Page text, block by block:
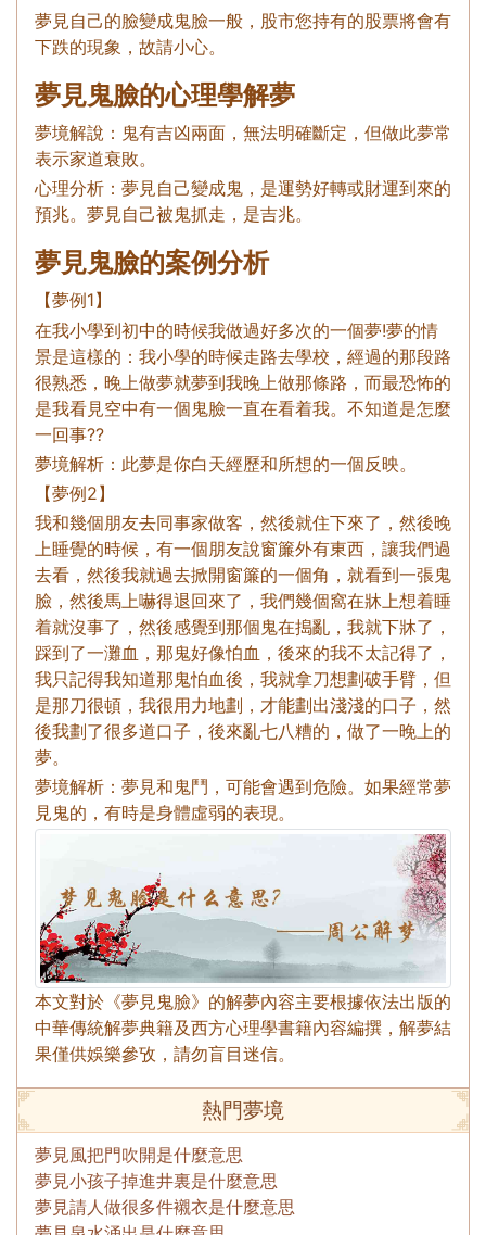
夢見自己的臉變成鬼臉一般，股市您持有的股票將會有
下跌的現象，故請小心。
夢見鬼臉的心理學解夢
夢境解說：鬼有吉凶兩面，無法明確斷定，但做此夢常
表示家道衰敗。
心理分析：夢見自己變成鬼，是運勢好轉或財運到來的
預兆。夢見自己被鬼抓走，是吉兆。
夢見鬼臉的案例分析
【夢例1】
在我小學到初中的時候我做過好多次的一個夢!夢的情
景是這樣的：我小學的時候走路去學校，經過的那段路
很熟悉，晚上做夢就夢到我晚上做那條路，而最恐怖的
是我看見空中有一個鬼臉一直在看着我。不知道是怎麼
一回事??
夢境解析：此夢是你白天經歷和所想的一個反映。
【夢例2】
我和幾個朋友去同事家做客，然後就住下來了，然後晚
上睡覺的時候，有一個朋友說窗簾外有東西，讓我們過
去看，然後我就過去掀開窗簾的一個角，就看到一張鬼
臉，然後馬上嚇得退回來了，我們幾個窩在牀上想着睡
着就沒事了，然後感覺到那個鬼在搗亂，我就下牀了，
踩到了一灘血，那鬼好像怕血，後來的我不太記得了，
我只記得我知道那鬼怕血後，我就拿刀想劃破手臂，但
是那刀很頓，我很用力地劃，才能劃出淺淺的口子，然
後我劃了很多道口子，後來亂七八糟的，做了一晚上的
夢。
夢境解析：夢見和鬼鬥，可能會遇到危險。如果經常夢
見鬼的，有時是身體虛弱的表現。
本文對於《夢見鬼臉》的解夢內容主要根據依法出版的
中華傳統解夢典籍及西方心理學書籍內容編撰，解夢結
果僅供娛樂參攷，請勿盲目迷信。
熱門夢境
夢見風把門吹開是什麼意思
夢見小孩子掉進井裏是什麼意思
夢見請人做很多件襯衣是什麼意思